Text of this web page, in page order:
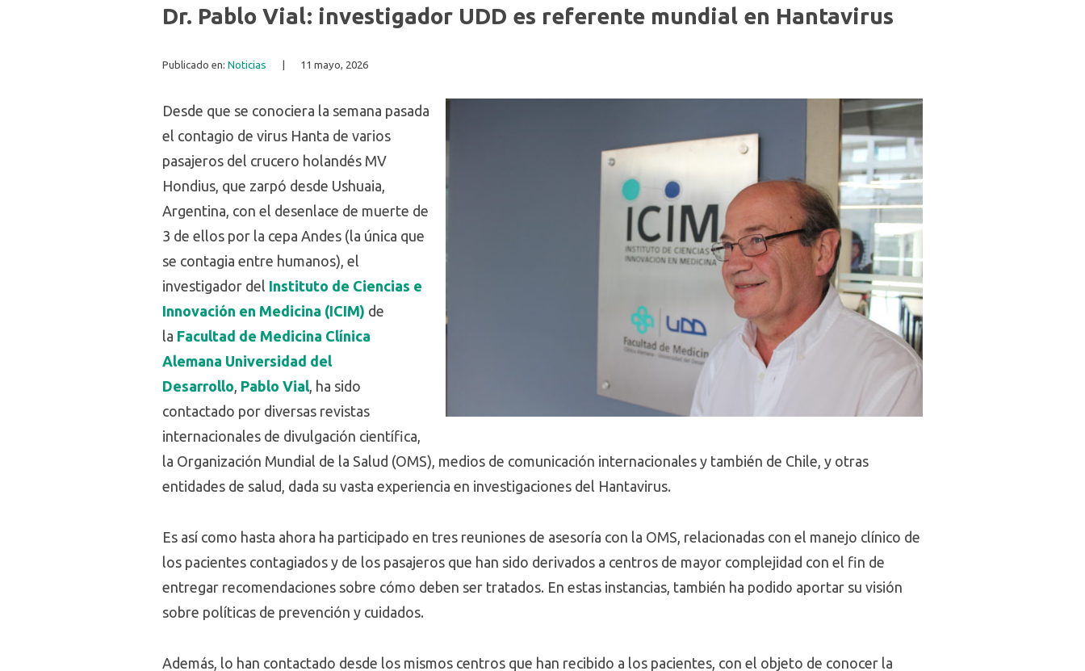
Dr. Pablo Vial: investigador UDD es referente mundial en Hantavirus
Publicado en: Noticias 11 mayo, 2026
Desde que se conociera la semana pasada
el contagio de virus Hanta de varios
pasajeros del crucero holandés MV
Hondius, que zarpó desde Ushuaia,
Argentina, con el desenlace de muerte de
3 de ellos por la cepa Andes (la única que
se contagia entre humanos), el
investigador del Instituto de Ciencias e
Innovación en Medicina (ICIM) de
la Facultad de Medicina Clínica
Alemana Universidad del
Desarrollo, Pablo Vial, ha sido
contactado por diversas revistas
internacionales de divulgación científica,
la Organización Mundial de la Salud (OMS), medios de comunicación internacionales y también de Chile, y otras
entidades de salud, dada su vasta experiencia en investigaciones del Hantavirus.
Es así como hasta ahora ha participado en tres reuniones de asesoría con la OMS, relacionadas con el manejo clínico de
los pacientes contagiados y de los pasajeros que han sido derivados a centros de mayor complejidad con el fin de
entregar recomendaciones sobre cómo deben ser tratados. En estas instancias, también ha podido aportar su visión
sobre políticas de prevención y cuidados.
Además, lo han contactado desde los mismos centros que han recibido a los pacientes, con el objeto de conocer la